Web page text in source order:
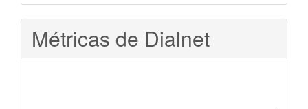
Métricas de Dialnet